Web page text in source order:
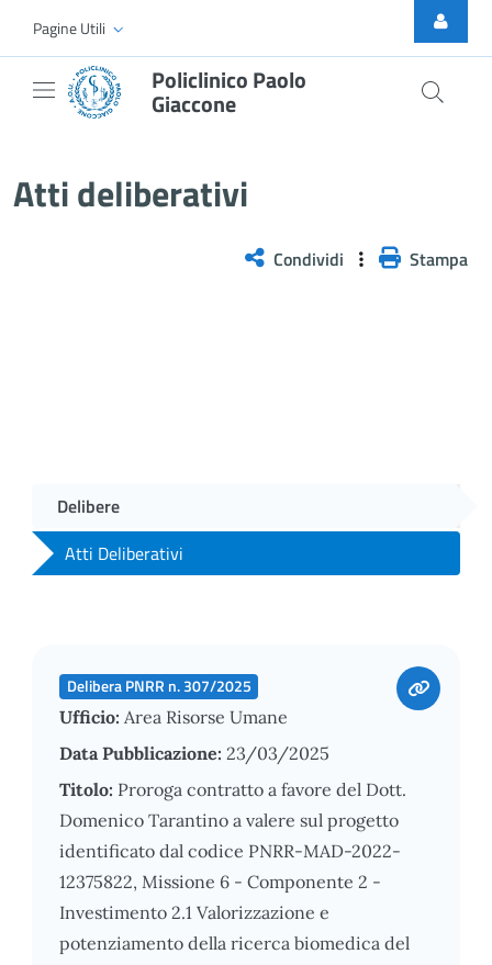
Skip to Main Content
Pagine Utili
Policlinico Paolo
Giaccone
Atti deliberativi
Condividi Stampa
Delibere
Atti Deliberativi
Delibera PNRR n. 307/2025
Ufficio: Area Risorse Umane
Data Pubblicazione: 23/03/2025
Titolo: Proroga contratto a favore del Dott.
Domenico Tarantino a valere sul progetto
identificato dal codice PNRR-MAD-2022-
12375822, Missione 6 - Componente 2 -
Investimento 2.1 Valorizzazione e
potenziamento della ricerca biomedica del